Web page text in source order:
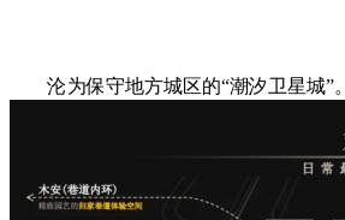
沦为保守地方城区的“潮汐卫星城”。